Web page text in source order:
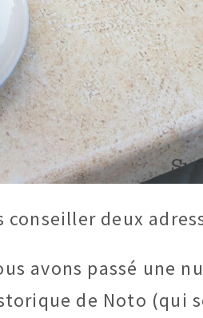
deux
avons passé une
de Noto (qui